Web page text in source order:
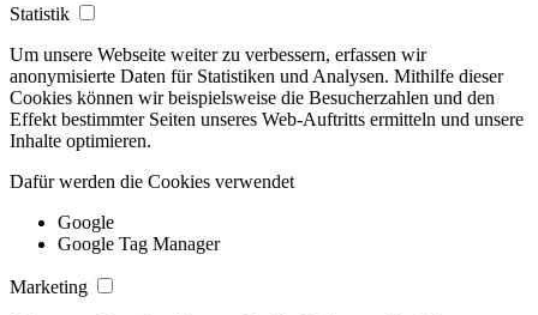
Statistik
Um unsere Webseite weiter zu verbessern, erfassen wir
anonymisierte Daten für Statistiken und Analysen. Mithilfe dieser
Cookies können wir beispielsweise die Besucherzahlen und den
Effekt bestimmter Seiten unseres Web-Auftritts ermitteln und unsere
Inhalte optimieren.
Dafür werden die Cookies verwendet
Google
Google Tag Manager
Marketing